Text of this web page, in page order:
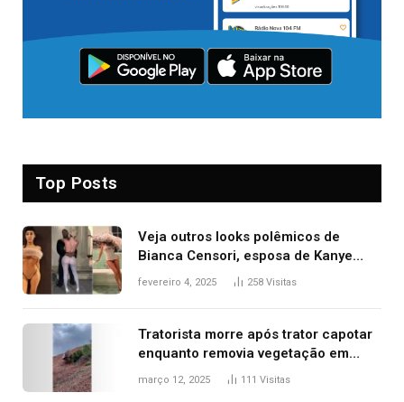
Top Posts
Veja outros looks polêmicos de
Bianca Censori, esposa de Kanye
West que apareceu nua no Grammy
fevereiro 4, 2025 258 Visitas
Tratorista morre após trator capotar
enquanto removia vegetação em
ribanceira de rodovia
março 12, 2025 111 Visitas